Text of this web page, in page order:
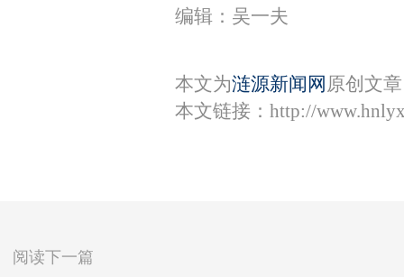
编辑：吴一夫
本文为涟源新闻网 原创文
本文链接： http://
阅读下一篇